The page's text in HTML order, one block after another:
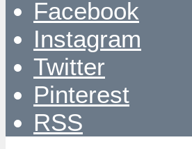
Facebook
Instagram
Twitter
Pinterest
RSS